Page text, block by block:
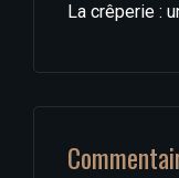
La crêperie :